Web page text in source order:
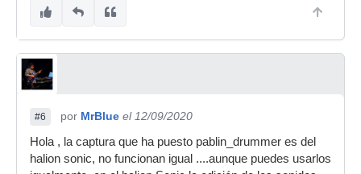
#6 por MrBlue el 12/09/2020
Hola , la captura que ha puesto pablin_drummer es del
halion sonic, no funcionan igual ....aunque puedes usarlos